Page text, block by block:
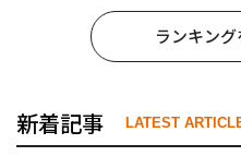
ランキン
新着記事 LATEST